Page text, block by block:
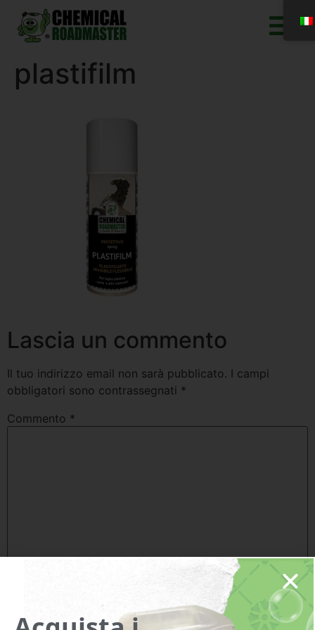
plastifilm
Lascia un commento
Il tuo indirizzo email non sarà pubblicato. I campi
obbligatori sono contrassegnati *
Commento *